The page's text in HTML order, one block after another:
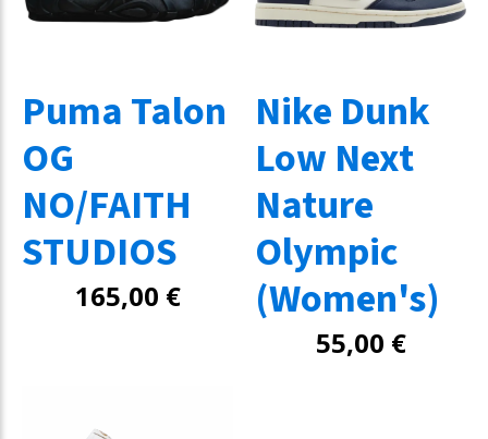
Puma Talon
OG
NO/FAITH
STUDIOS
165,00 €
Nike Dunk
Low Next
Nature
Olympic
(Women's)
55,00 €